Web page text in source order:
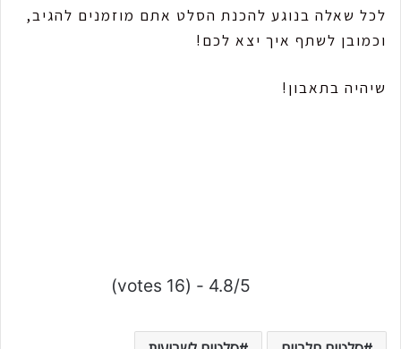
לכל שאלה בנוגע להכנת הסלט אתם מוזמנים להגיב,
וכמובן לשתף איך יצא לכם!
שיהיה בתאבון!
4.8/5 - (16 votes)